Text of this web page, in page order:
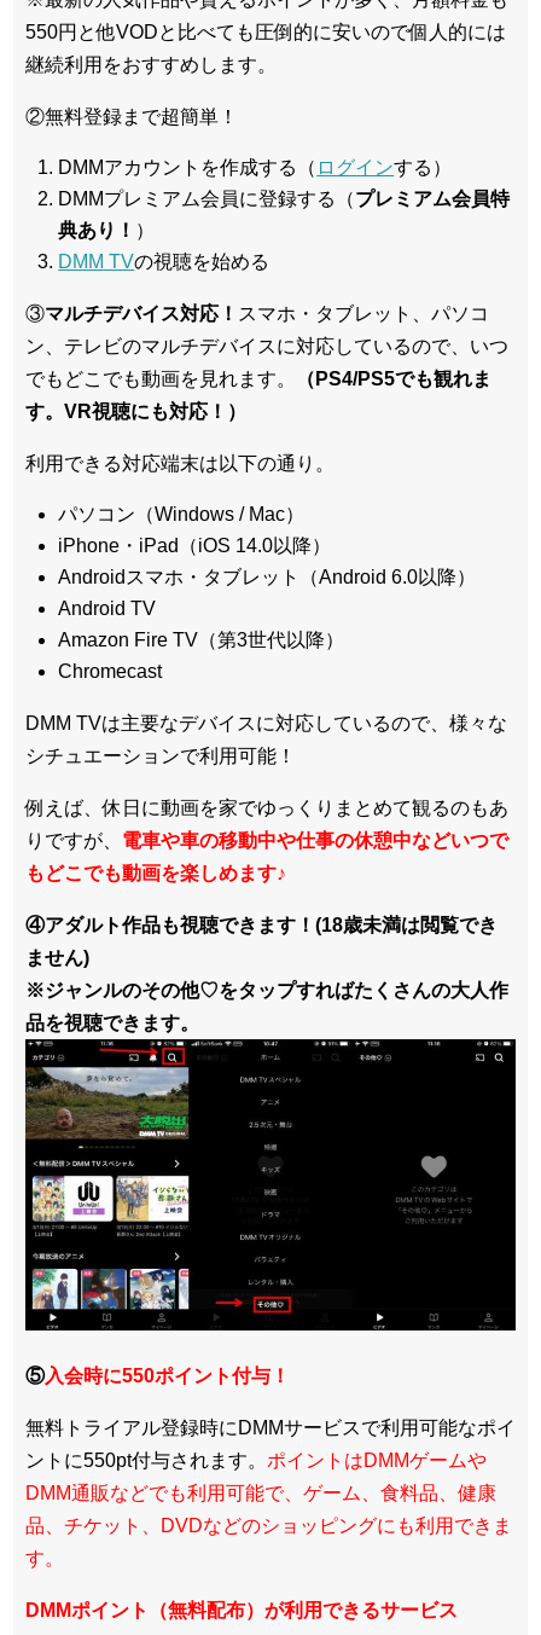
550円と他VODと比べても圧倒的に安いので個人的には
継続利用をおすすめします。
②無料登録まで超簡単！
DMMアカウントを作成する（ ログインする）
DMMプレミアム会員に登録する（プレミアム会員特
典あり！ ）
DMM TVの視聴を始める
③マルチデバイス対応！ スマホ・タブレット、パソコ
ン、テレビのマルチデバイスに対応しているので、いつ
でもどこでも動画を見れます。
（PS4/PS5でも観れま
す。VR視聴にも対応！）
利用できる対応端末は以下の通り。
パソコン（Windows / Mac）
iPhone・iPad（iOS 14.0以降）
Androidスマホ・タブレット（Android 6.0以降）
Android TV
Amazon Fire TV（第3世代以降）
Chromecast
DMM TVは主要なデバイスに対応しているので、 様々な
シチュエーションで利用可能！
例えば、休日に動画を家でゆっくりまとめて観るのもあ
りですが、 電車や車の移動中や仕事の休憩中などいつで
もどこでも動画を楽しめます♪
④アダルト作品も視聴できます！(18歳未満は閲覧でき
ません)
※ジャンルのその他♡をタップすればたくさんの大人作
品を視聴できます。
⑤入会時に550ポイント付与！
無料トライアル登録時にDMMサービスで利用可能なポイ
ントに550pt付与されます。 ポイントはDMMゲームや
DMM通販などでも利用可能で、ゲーム、食料品、健康
品、チケット、DVDなどのショッピングにも利用できま
す。
DMMポイント（無料配布）が利用できるサービス